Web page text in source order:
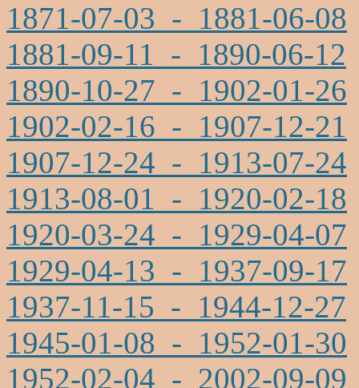
1871-07-03 - 1881-06-08
1881-09-11 - 1890-06-12
1890-10-27 - 1902-01-26
1902-02-16 - 1907-12-21
1907-12-24 - 1913-07-24
1913-08-01 - 1920-02-18
1920-03-24 - 1929-04-07
1929-04-13 - 1937-09-17
1937-11-15 - 1944-12-27
1945-01-08 - 1952-01-30
1952-02-04 - 2002-09-09